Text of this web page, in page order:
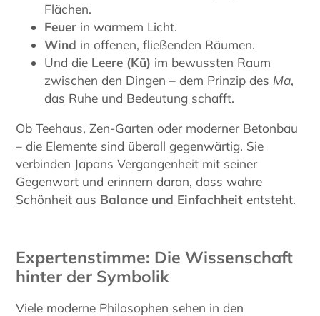
Flächen.
Feuer in warmem Licht.
Wind in offenen, fließenden Räumen.
Und die Leere (Kū) im bewussten Raum
zwischen den Dingen – dem Prinzip des Ma,
das Ruhe und Bedeutung schafft.
Ob Teehaus, Zen-Garten oder moderner Betonbau
– die Elemente sind überall gegenwärtig. Sie
verbinden Japans Vergangenheit mit seiner
Gegenwart und erinnern daran, dass wahre
Schönheit aus Balance und Einfachheit entsteht.
Expertenstimme: Die Wissenschaft
hinter der Symbolik
Viele moderne Philosophen sehen in den